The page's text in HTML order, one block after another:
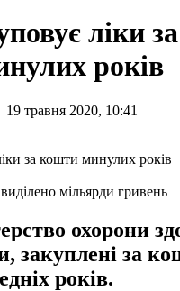
ліки за
років
травня 2020, 10:41
мільярди гривень
охорони
закуплені за
років.